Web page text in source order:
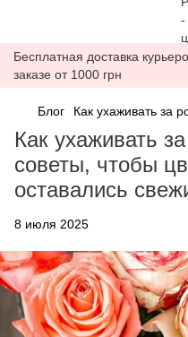
Бесплатная доставка
заказе от 1000 грн
Блог Как ухаживать за
Как ухаживать
советы, чтобы
оставались
8 июля 2025